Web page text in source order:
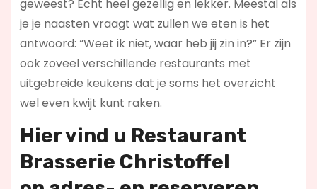
geweest? Echt heel gezellig en lekker. Meestal als
je je naasten vraagt wat zullen we eten is het
antwoord: “Weet ik niet, waar heb jij zin in?” Er zijn
ook zoveel verschillende restaurants met
uitgebreide keukens dat je soms het overzicht
wel even kwijt kunt raken.
Hier vind u Restaurant
Brasserie Christoffel